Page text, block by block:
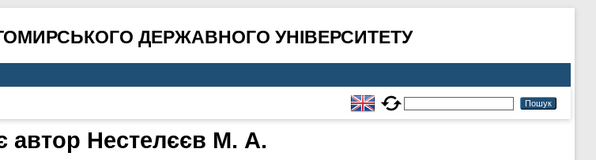
ДЕРЖАВНОГО УНІВЕРСИТЕТУ
автор Нестелєєв М. А.